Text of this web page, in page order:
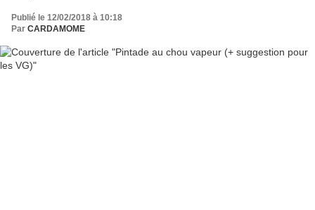
Publié le 12/02/2018 à 10:18
Par CARDAMOME